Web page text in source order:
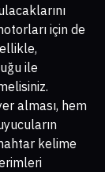
için de
ile
alması, hem
kelime